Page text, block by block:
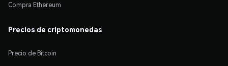
Compra Ethereum
Precios de criptomonedas
Precio de Bitcoin